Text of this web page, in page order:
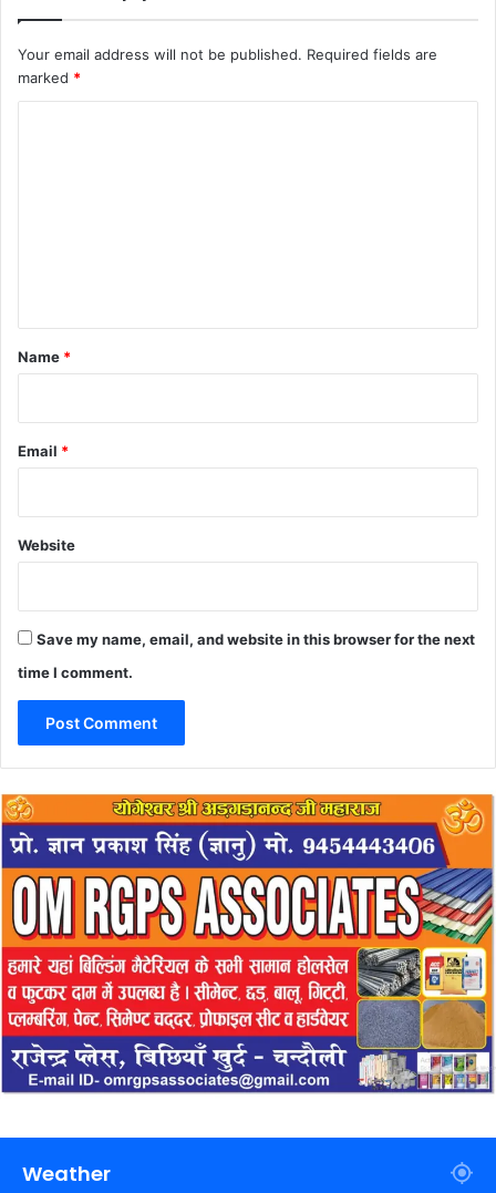
Your email address will not be published. Required fields are
marked *
*
Name *
Email *
Website
Save my name, email, and website in this browser for the next
time I comment.
Weather